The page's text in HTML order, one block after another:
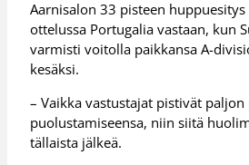
Aarnisalon 33 pisteen
ottelussa Portugalia vastaan, kun
varmisti voitolla paikkansa A-
kesäksi.
– Vaikka vastustajat pistivät
puolustamiseensa, niin siitä
tällaista jälkeä.